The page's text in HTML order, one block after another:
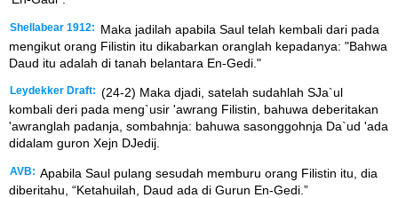
Shellabear 1912:
Maka jadilah apabila Saul telah kembali dari pada
mengikut orang Filistin itu dikabarkan oranglah kepadanya: "Bahwa
Daud itu adalah di tanah belantara En-Gedi."
Leydekker Draft: (24-2) Maka djadi, satelah sudahlah SJa`ul
kombali deri pada meng`usir 'awrang Filistin, bahuwa deberitakan
'awranglah padanja, sombahnja: bahuwa sasonggohnja Da`ud 'ada
didalam guron Xejn DJedij.
AVB: Apabila Saul pulang sesudah memburu orang Filistin itu, dia
diberitahu, “Ketahuilah, Daud ada di Gurun En-Gedi.”